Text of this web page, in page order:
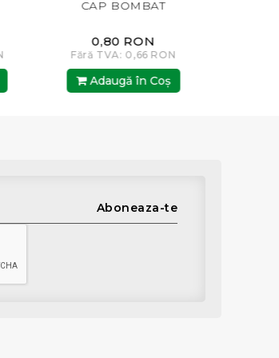
CAP BOMBAT
0,80 RON
Fără TVA: 0,66 RON
Adaugă în Coş
Aboneaza-te